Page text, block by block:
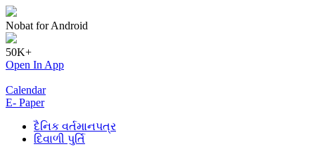
Nobat for Android
50K+
Open In App
Calendar
E- Paper
દૈનિક વર્તમાનપત્ર
દિવાળી પુર્તિ